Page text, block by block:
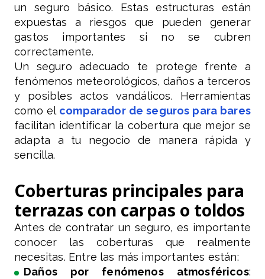
un seguro básico. Estas estructuras están
expuestas a riesgos que pueden generar
gastos importantes si no se cubren
correctamente.
Un seguro adecuado te protege frente a
fenómenos meteorológicos, daños a terceros
y posibles actos vandálicos. Herramientas
como el comparador de seguros para bares
facilitan identificar la cobertura que mejor se
adapta a tu negocio de manera rápida y
sencilla.
Coberturas principales para
terrazas con carpas o toldos
Antes de contratar un seguro, es importante
conocer las coberturas que realmente
necesitas. Entre las más importantes están:
Daños por fenómenos atmosféricos: